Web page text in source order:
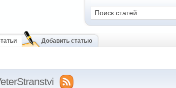
Добавить статью